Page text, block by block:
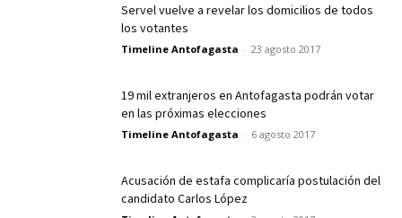
Servel vuelve a revelar los domicilios de todos
los votantes
Timeline Antofagasta - 23 agosto 2017
19 mil extranjeros en Antofagasta podrán votar
en las próximas elecciones
Timeline Antofagasta - 6 agosto 2017
Acusación de estafa complicaría postulación del
candidato Carlos López